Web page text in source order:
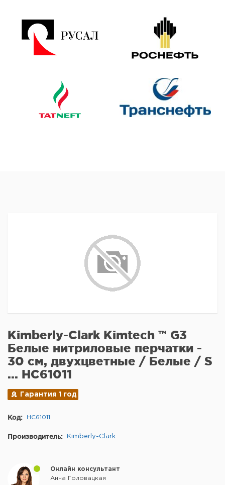
Kimberly-Clark Kimtech ™ G3
Белые нитриловые перчатки -
30 см, двухцветные / Белые / S
... HC61011
Гарантия 1 год
Код: HC61011
Производитель: Kimberly-Clark
Онлайн консультант
Анна Головацкая